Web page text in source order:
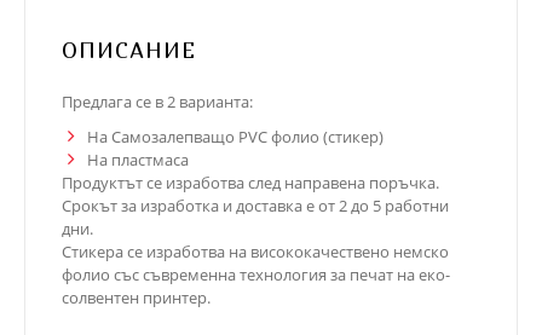
ОПИСАНИЕ
Предлага се в 2 варианта:
На Самозалепващо PVC фолио (стикер)
На пластмаса
Продуктът се изработва след направена поръчка.
Срокът за изработка и доставка е от 2 до 5 работни
дни.
Стикера се изработва на висококачествено немско
фолио със съвременна технология за печат на еко-
солвентен принтер.